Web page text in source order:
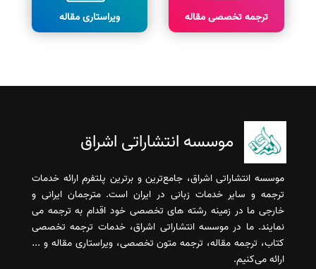
ترجمه تخصصی مقاله ویراستاری مقاله
موسسه انتشاراتی اشراق
موسسه انتشاراتی اشراق، جامع‌ترین و برترین پلتفرم ارائه خدمات
ترجمه و سایر خدمات زبانی در ایران است. مترجمان ایرانی و
خارجی ما در زمینه رشته های تخصصی خود اقدام به ترجمه می
نمایند. ما در موسسه انتشاراتی اشراق، خدمات ترجمه تخصصی
کتاب، ترجمه مقاله، ترجمه متون تخصصی، ویراستاری مقاله و ...
ارائه می‌کنیم.